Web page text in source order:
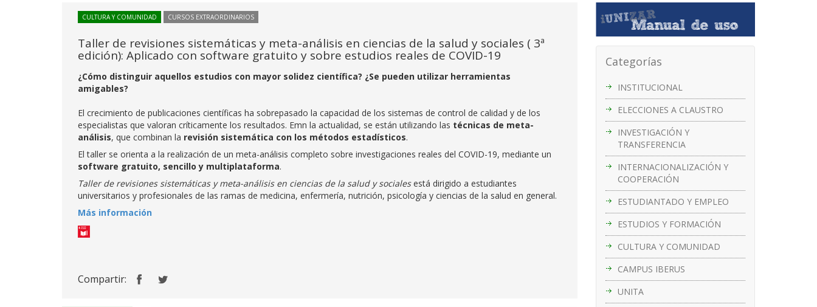
Categorías
INSTITUCIONAL
ELECCIONES A CLAUSTRO
INVESTIGACIÓN Y
TRANSFERENCIA
INTERNACIONALIZACIÓN Y
COOPERACIÓN
ESTUDIANTADO Y EMPLEO
ESTUDIOS Y FORMACIÓN
CULTURA Y COMUNIDAD
CAMPUS IBERUS
UNITA
CULTURA Y COMUNIDAD CURSOS EXTRAORDINARIOS
Taller de revisiones sistemáticas y meta-análisis en ciencias de la salud y sociales ( 3ª
edición): Aplicado con software gratuito y sobre estudios reales de COVID-19
¿Cómo distinguir aquellos estudios con mayor solidez científica? ¿Se pueden utilizar herramientas
amigables?
El crecimiento de publicaciones científicas ha sobrepasado la capacidad de los sistemas de control de calidad y de los
especialistas que valoran críticamente los resultados. Emn la actualidad, se están utilizando las técnicas de meta-
análisis, que combinan la revisión sistemática con los métodos estadísticos.
El taller se orienta a la realización de un meta-análisis completo sobre investigaciones reales del COVID-19, mediante un
software gratuito, sencillo y multiplataforma.
Taller de revisiones sistemáticas y meta-análisis en ciencias de la salud y socialesestá dirigido a estudiantes
universitarios y profesionales de las ramas de medicina, enfermería, nutrición, psicología y ciencias de la salud en general.
Más información
Compartir: